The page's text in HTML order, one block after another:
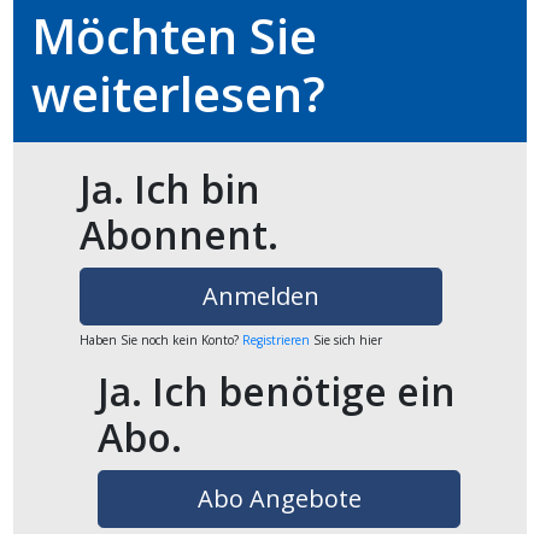
Möchten Sie
weiterlesen?
Ja. Ich bin
Abonnent.
Anmelden
Haben Sie noch kein Konto? Registrieren Sie sich hier
Ja. Ich benötige ein
Abo.
Abo Angebote